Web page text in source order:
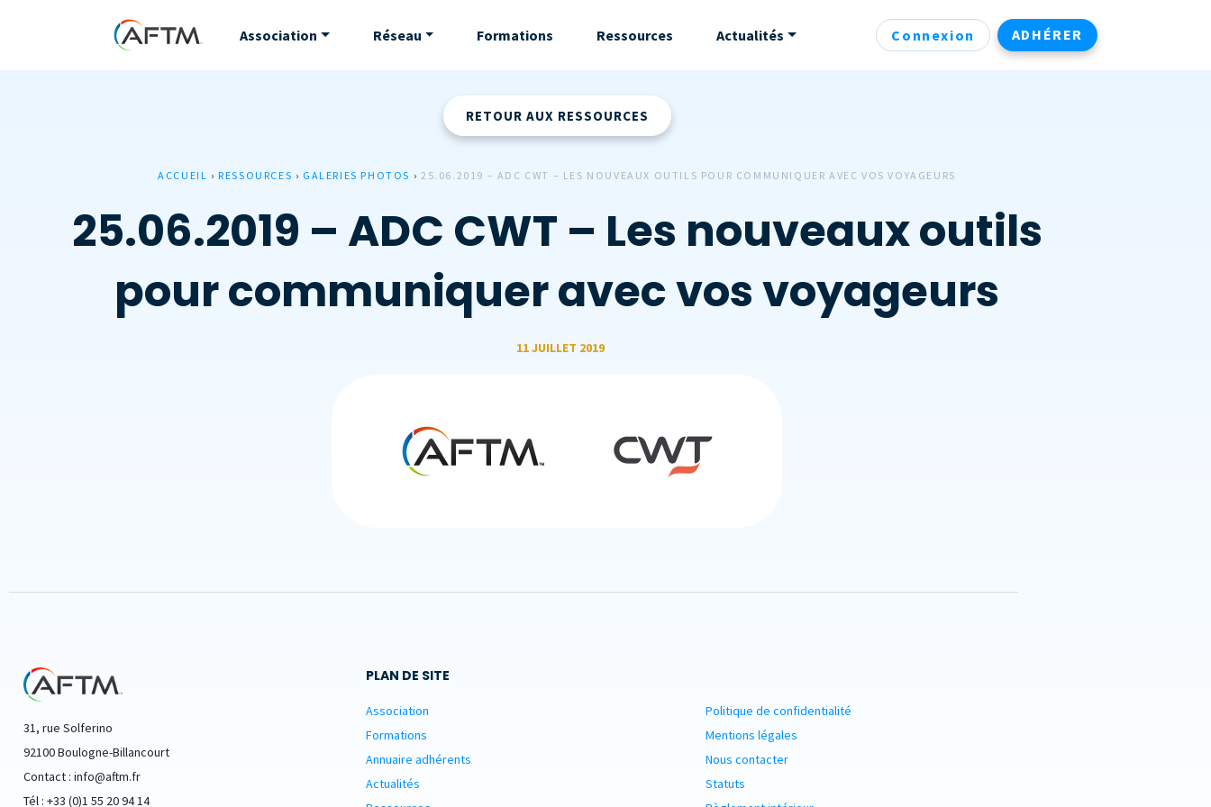
Association Réseau Formations Ressources Actualités Connexion ADHÉRER
RETOUR AUX RESSOURCES
ACCUEIL › RESSOURCES › GALERIES PHOTOS › 25.06.2019 – ADC CWT – LES NOUVEAUX OUTILS POUR COMMUNIQUER AVEC VOS VOYAGEURS
25.06.2019 – ADC CWT – Les nouveaux outils
pour communiquer avec vos voyageurs
11 JUILLET 2019
31, rue Solferino
92100 Boulogne-Billancourt
Contact : info@aftm.fr
Tél : +33 (0)1 55 20 94 14
PLAN DE SITE
Association
Formations
Annuaire adhérents
Actualités
Politique de confidentialité
Mentions légales
Nous contacter
Statuts